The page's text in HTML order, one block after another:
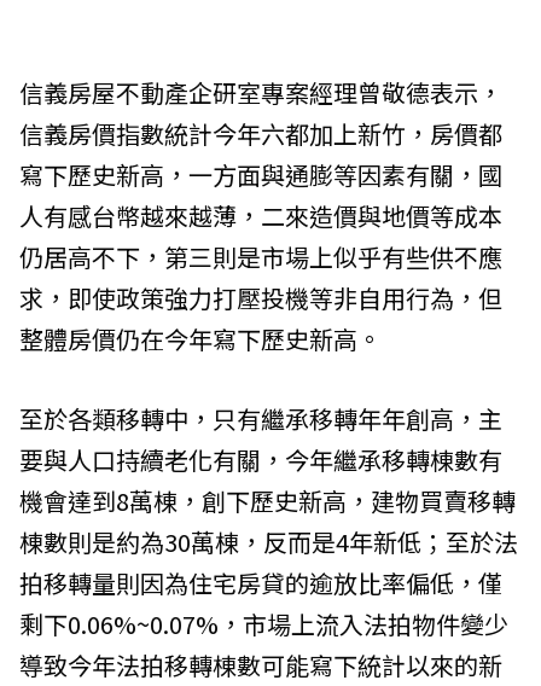
信義房屋不動產企研室專案經理曾敬德表示，
信義房價指數統計今年六都加上新竹，房價都
寫下歷史新高，一方面與通膨等因素有關，國
人有感台幣越來越薄，二來造價與地價等成本
仍居高不下，第三則是市場上似乎有些供不應
求，即使政策強力打壓投機等非自用行為，但
整體房價仍在今年寫下歷史新高。
至於各類移轉中，只有繼承移轉年年創高，主
要與人口持續老化有關，今年繼承移轉棟數有
機會達到8萬棟，創下歷史新高，建物買賣移轉
棟數則是約為30萬棟，反而是4年新低；至於法
拍移轉量則因為住宅房貸的逾放比率偏低，僅
剩下0.06%~0.07%，市場上流入法拍物件變少
導致今年法拍移轉棟數可能寫下統計以來的新